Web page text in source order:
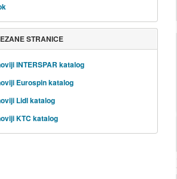
STRANICE
INTERSPAR katalog
Eurospin katalog
Lidl katalog
KTC katalog